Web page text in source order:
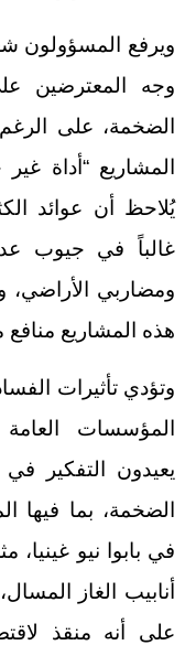
ويرفع المسؤولون
وجه المعترضين
الضخمة، على
المشاريع “أداة
يُلاحظ أن عوائد
غالباً في جيوب
ومضاربي
هذه المشاريع منافع
وتؤدي تأثيرات
المؤسسات
يعيدون التفكير
الضخمة، بما فيها
في بابوا نيو
على أنه منقذ